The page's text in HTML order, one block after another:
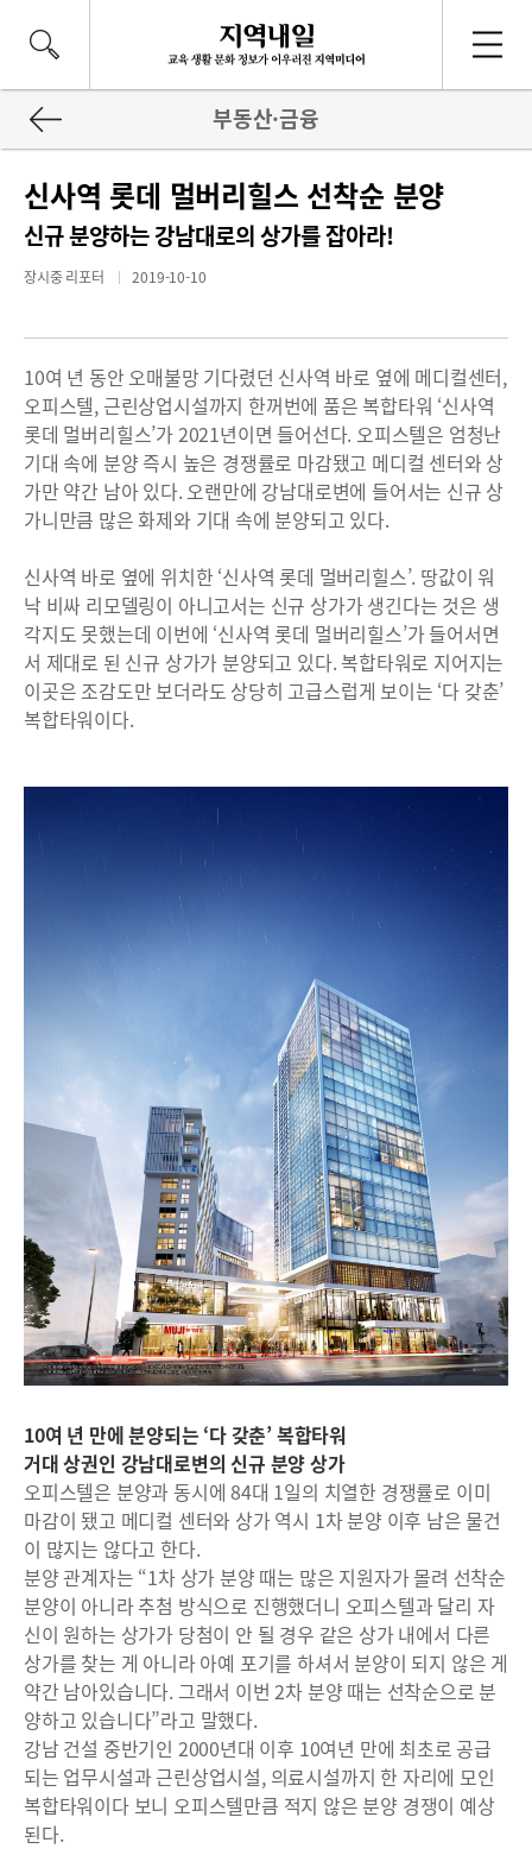
부동산·금융
신사역 롯데 멀버리힐스 선착순 분양
신규 분양하는 강남대로의 상가를 잡아라!
장시중 리포터 2019-10-10
10여 년 동안 오매불망 기다렸던 신사역 바로 옆에 메디컬센터,
오피스텔, 근린상업시설까지 한꺼번에 품은 복합타워 ‘신사역
롯데 멀버리힐스’가 2021년이면 들어선다. 오피스텔은 엄청난
기대 속에 분양 즉시 높은 경쟁률로 마감됐고 메디컬 센터와 상
가만 약간 남아 있다. 오랜만에 강남대로변에 들어서는 신규 상
가니만큼 많은 화제와 기대 속에 분양되고 있다.
신사역 바로 옆에 위치한 ‘신사역 롯데 멀버리힐스’. 땅값이 워
낙 비싸 리모델링이 아니고서는 신규 상가가 생긴다는 것은 생
각지도 못했는데 이번에 ‘신사역 롯데 멀버리힐스’가 들어서면
서 제대로 된 신규 상가가 분양되고 있다. 복합타워로 지어지는
이곳은 조감도만 보더라도 상당히 고급스럽게 보이는 ‘다 갖춘’
복합타워이다.
10여 년 만에 분양되는 ‘다 갖춘’ 복합타워
거대 상권인 강남대로변의 신규 분양 상가
오피스텔은 분양과 동시에 84대 1일의 치열한 경쟁률로 이미
마감이 됐고 메디컬 센터와 상가 역시 1차 분양 이후 남은 물건
이 많지는 않다고 한다.
분양 관계자는 “1차 상가 분양 때는 많은 지원자가 몰려 선착순
분양이 아니라 추첨 방식으로 진행했더니 오피스텔과 달리 자
신이 원하는 상가가 당첨이 안 될 경우 같은 상가 내에서 다른
상가를 찾는 게 아니라 아예 포기를 하셔서 분양이 되지 않은 게
약간 남아있습니다. 그래서 이번 2차 분양 때는 선착순으로 분
양하고 있습니다”라고 말했다.
강남 건설 중반기인 2000년대 이후 10여년 만에 최초로 공급
되는 업무시설과 근린상업시설, 의료시설까지 한 자리에 모인
복합타워이다 보니 오피스텔만큼 적지 않은 분양 경쟁이 예상
된다.